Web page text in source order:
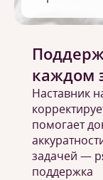
каждом
Наставник
помогает
задачей —
поддержка